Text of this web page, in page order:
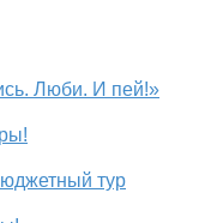
Люби. И пей!»
тур